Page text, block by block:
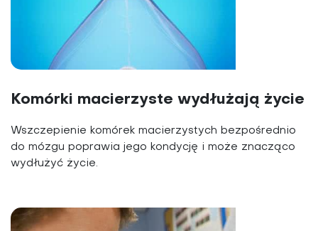
Komórki macierzyste wydłużają życie
Wszczepienie komórek macierzystych bezpośrednio
do mózgu poprawia jego kondycję i może znacząco
wydłużyć życie.